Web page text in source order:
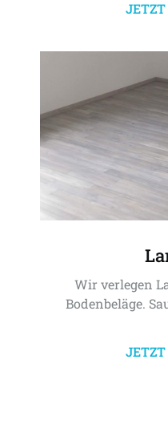
Wir verlegen
Bodenbeläge.